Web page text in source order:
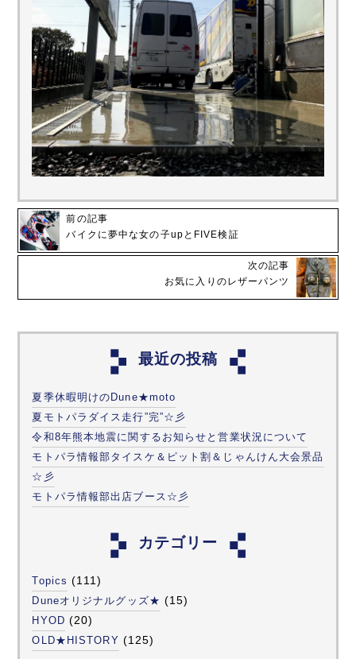
前の記事
バイクに夢中な女の子upとFIVE検証
次の記事
お気に入りのレザーパンツ
最近の投稿
夏季休暇明けのDune★moto
夏モトパラダイス走行”完”☆彡
令和8年熊本地震に関するお知らせと営業状況について
モトパラ情報部タイスケ＆ピット割＆じゃんけん大会景品
☆彡
モトパラ情報部出店ブース☆彡
カテゴリー
Topics (111)
Duneオリジナルグッズ★ (15)
HYOD (20)
OLD★HISTORY (125)